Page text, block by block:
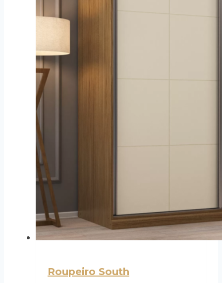
Roupeiro South